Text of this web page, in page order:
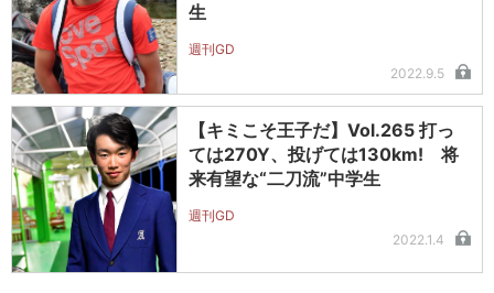
生
週刊GD
2022.9.5
【キミこそ王子だ】Vol.265 打っ
ては270Y、投げては130km! 将
来有望な“二刀流”中学生
週刊GD
2022.1.4